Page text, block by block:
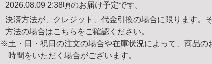
2026.08.09 2:38頃のお届け予定です。
決済方法が、クレジット、代金引換の場合に限ります。
方法の場合はこちら をご確認ください。
※土・日・祝日の注文の場合や在庫状況によって、商品の
時間をいただく場合がございます。